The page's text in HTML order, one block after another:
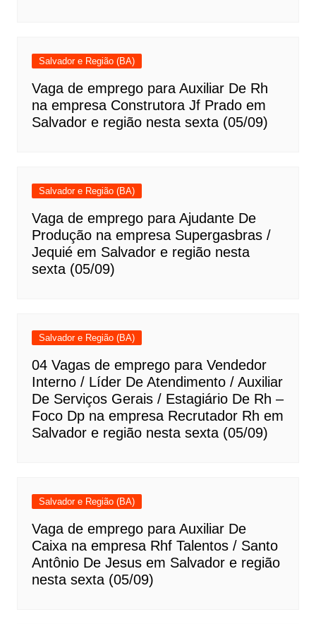
Salvador e Região (BA)
Vaga de emprego para Auxiliar De Rh
na empresa Construtora Jf Prado em
Salvador e região nesta sexta (05/09)
Salvador e Região (BA)
Vaga de emprego para Ajudante De
Produção na empresa Supergasbras /
Jequié em Salvador e região nesta
sexta (05/09)
Salvador e Região (BA)
04 Vagas de emprego para Vendedor
Interno / Líder De Atendimento / Auxiliar
De Serviços Gerais / Estagiário De Rh –
Foco Dp na empresa Recrutador Rh em
Salvador e região nesta sexta (05/09)
Salvador e Região (BA)
Vaga de emprego para Auxiliar De
Caixa na empresa Rhf Talentos / Santo
Antônio De Jesus em Salvador e região
nesta sexta (05/09)